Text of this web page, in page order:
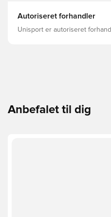
Autoriseret forhandler
Unisport er autoriseret
Anbefalet til dig